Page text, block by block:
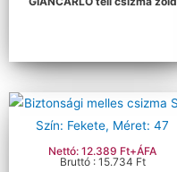
Nettó: 12.389 Ft+ÁFA
Bruttó : 15.734 Ft